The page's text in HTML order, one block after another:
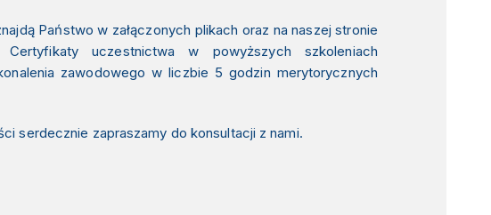
Państwo w załączonych plikach oraz na naszej stronie
uczestnictwa w powyższych szkoleniach
zawodowego w liczbie 5 godzin merytorycznych
serdecznie zapraszamy do konsultacji z nami.